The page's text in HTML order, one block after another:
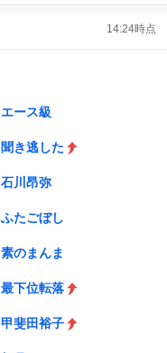
14:24時点
エース級
聞き逃した
石川昂弥
ふたごぼし
素のまんま
最下位転落
甲斐田裕子